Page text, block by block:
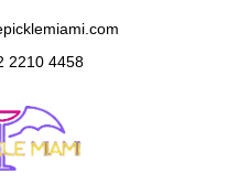
2210 4458